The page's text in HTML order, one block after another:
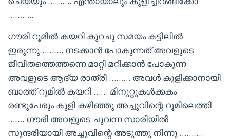
………..
ഗൗരി റൂമിൽ കയറി കുറചു സമയം കട്ടിലിൽ
ഇരുന്നു………. നടക്കാൻ പോകുന്നത് അവളുടെ
ജീവിതത്തെത്തന്നെ മാറ്റി മറിക്കാൻ പോകുന്ന
അവളുടെ ആദ്യ രാത്രി ……… അവൾ കുളിക്കാനായി
ബാത്ത് റൂമിൽ കയറി …… മിനുറ്റുകൾക്കകം
രണ്ടുപേരും കുളി കഴിഞ്ഞു അച്ചുവിന്റെ റൂമിലെത്തി
……. ഗൗരി അവളുടെ ചുവന്ന സാരിയിൽ
സുന്ദരിയായി അച്ചുവിന്റെ അടുത്തു നിന്നു ……….